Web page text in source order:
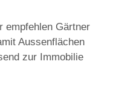
empfehlen Gärtner
Aussenflächen
zur Immobilie